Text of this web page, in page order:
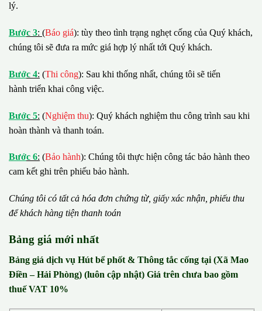
lý.
Bước 3: (Báo giá): tùy theo tình trạng nghẹt cống của Quý khách,
chúng tôi sẽ đưa ra mức giá hợp lý nhất tới Quý khách.
Bước 4: (Thi công): Sau khi thống nhất, chúng tôi sẽ tiến
hành triển khai công việc.
Bước 5: (Nghiệm thu): Quý khách nghiệm thu công trình sau khi
hoàn thành và thanh toán.
Bước 6: (Bảo hành): Chúng tôi thực hiện công tác bảo hành theo
cam kết ghi trên phiếu bảo hành.
Chúng tôi có tất cả hóa đơn chứng từ, giấy xác nhận, phiếu thu
đểkhách hàng tiện thanh toán
Bảng giá mới nhất
Bảng giá dịch vụ Hút bể phốt & Thông tắc cống tại (Xã Mao
Điền – Hải Phòng) (luôn cập nhật) Giá trên chưa bao gồm
thuế VAT 10%